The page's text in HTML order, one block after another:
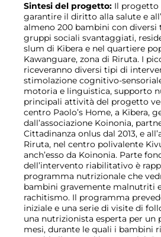
Sintesi del progetto: Il progetto
garantire il diritto alla salute e
almeno 200 bambini con diversi
gruppi sociali svantaggiati,
slum di Kibera e nel quartiere
Kawanguare, zona di Riruta. I
riceveranno diversi tipi di
stimolazione cognitivo-
motoria e linguistica, supporto
principali attività del progetto
centro Paolo’s Home, a Kibera,
dall’associazione Koinonia,
Cittadinanza onlus dal 2013, e
Riruta, nel centro polivalente
anch’esso da Koinonia. Parte
dell’intervento riabilitativo è
programma nutrizionale che
bambini gravemente malnutriti
rachitismo. Il programma
iniziale e una serie di visite di
una nutrizionista esperta per un
mesi, durante le quali i bambini